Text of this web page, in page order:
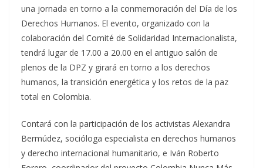
una jornada en torno a la conmemoración del Día de los
Derechos Humanos. El evento, organizado con la
colaboración del Comité de Solidaridad Internacionalista,
tendrá lugar de 17.00 a 20.00 en el antiguo salón de
plenos de la DPZ y girará en torno a los derechos
humanos, la transición energética y los retos de la paz
total en Colombia.
Contará con la participación de los activistas Alexandra
Bermúdez, socióloga especialista en derechos humanos
y derecho internacional humanitario, e Iván Roberto